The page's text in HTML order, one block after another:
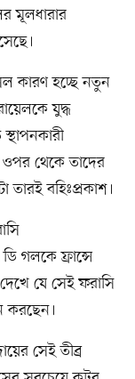
মূলধারার
কারণ হচ্ছে নতুন
যুদ্ধ
থেকে তাদের
তারই বহিঃপ্রকাশ।
গলকে ফ্রান্সে
যে সেই ফরাসি
করছেন।
সেই তীব্র